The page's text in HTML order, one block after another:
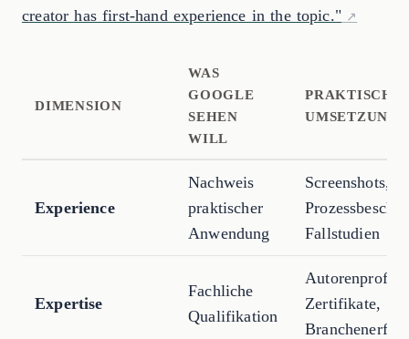
creator has first-hand experience in the topic."
DIMENSION
WAS
GOOGLE
SEHEN
WILL
PRAKTISCHE
UMSETZUNG
Experience
Nachweis
praktischer
Anwendung
Screenshots,
Fallstudien
Expertise
Fachliche
Qualifikation
Autorenprofile,
Zertifikate,